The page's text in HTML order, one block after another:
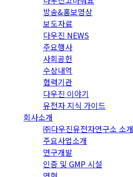
방송&홍보영상
보도자료
다우진 NEWS
주요행사
사회공헌
수상내역
협력기관
다우진 이야기
유전자 지식 가이드
회사소개
㈜다우진유전자연구소 소개
주요사업소개
연구개발
인증 및 GMP 시설